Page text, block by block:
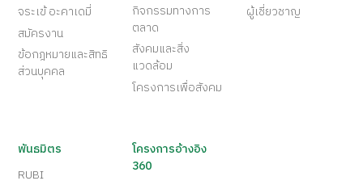
จระเข้ อะคาเดมี่
สมัครงาน
ข้อกฎหมายและสิทธิ
ส่วนบุคคล
กิจกรรมทางการ
ตลาด
สังคมและสิ่ง
แวดล้อม
โครงการเพื่อสังคม
ผู้เชี่ยวชาญ
พันธมิตร
RUBI
โครงการอ้างอิง
360